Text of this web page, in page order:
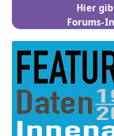
Hier
Forums-